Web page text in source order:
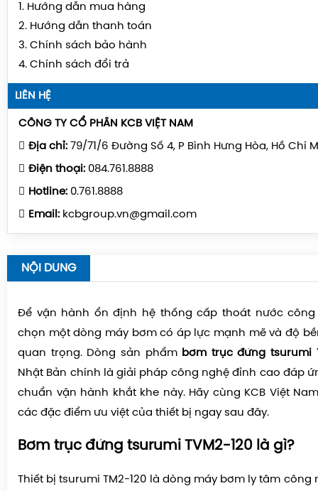
1. Hướng dẫn mua hàng
2. Hướng dẫn thanh toán
3. Chính sách bảo hành
4. Chính sách đổi trả
LIÊN HỆ
CÔNG TY CỔ PHẦN KCB VIỆT NAM
Địa chỉ: 79/71/6 Đường Số 4, P Bình Hưng Hòa, Hồ Chí
Điện thoại: 084.761.8888
Hotline: 0.761.8888
Email: kcbgroup.vn@gmail.com
NỘI DUNG
Để vận hành ổn định hệ thống cấp thoát nước công
chọn một dòng máy bơm có áp lực mạnh mẽ và độ
quan trọng. Dòng sản phẩm bơm trục đứng tsurumi
Nhật Bản chính là giải pháp công nghệ đỉnh cao đáp
chuẩn vận hành khắt khe này. Hãy cùng KCB Việt
các đặc điểm ưu việt của thiết bị ngay sau đây.
Bơm trục đứng tsurumi TVM2-120 là gì?
Thiết bị tsurumi TM2-120 là dòng máy bơm ly tâm công